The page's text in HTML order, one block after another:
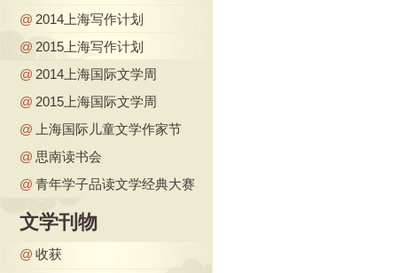
@ 2014上海写作计划
@ 2015上海写作计划
@ 2014上海国际文学周
@ 2015上海国际文学周
@
上海国际儿童文学作家节
@ 思南读书会
@ 青年学子品读文学经典大赛
文学刊物
@ 收获